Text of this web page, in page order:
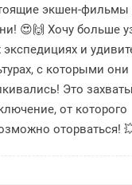
экшен-фильмы
😍🙌 Хочу больше
экспедициях и
с которыми они
Это
от которого
оторваться!